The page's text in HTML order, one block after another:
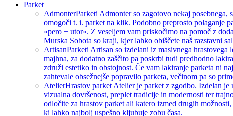
Parket
AdmonterParketi Admonter so zagotovo nekaj
omogoči t. i. parket na klik. Podobno preprosto polaganje
»pero + utor«. Z veseljem vam priskočimo na pomoč z
Murska Sobota so kraji, kjer lahko obiščete naš razstavni
ArtisanParketi Artisan so izdelani iz masivnega
majhna, za dodatno zaščito pa poskrbi tudi predhodno
združi estetiko in obstojnost. Če vam lakiranje parketa ni
zahtevale obsežnejše popravilo parketa, večinom pa so
AtelierHrastov parket Atelier je parket z zgodbo. Izdelan
vizualna dovršenost, preplet tradicije in modernosti ter
odločite za hrastov parket ali katero izmed drugih
ki lahko najbolj uspešno kljubuje zobu časa.